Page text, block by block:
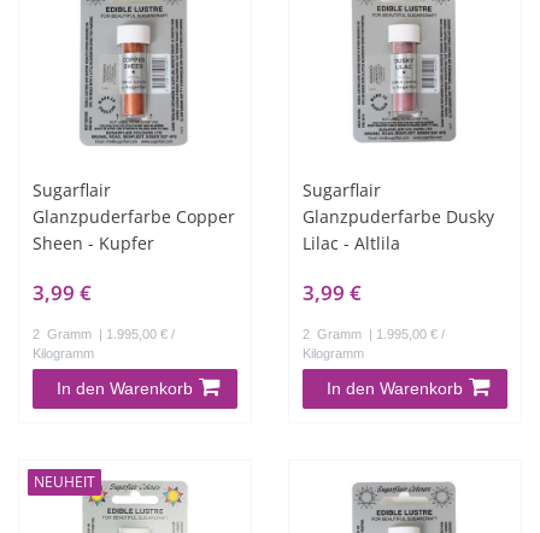
Sugarflair
Glanzpuderfarbe Copper
Sheen - Kupfer
3,99 €
2 Gramm | 1.995,00 € /
Kilogramm
In den Warenkorb
Sugarflair
Glanzpuderfarbe Dusky
Lilac - Altlila
3,99 €
2 Gramm | 1.995,00 € /
Kilogramm
In den Warenkorb
NEUHEIT